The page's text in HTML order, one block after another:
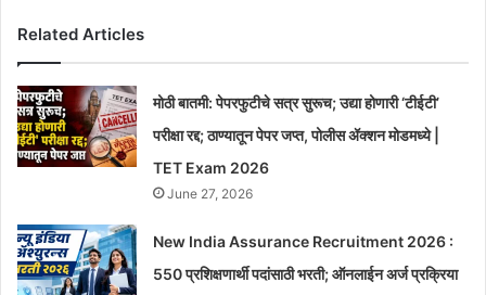
Related Articles
मोठी बातमी: पेपरफुटीचे सत्र सुरूच; उद्या होणारी ‘टीईटी’
परीक्षा रद्द; ठाण्यातून पेपर जप्त, पोलीस ॲक्शन मोडमध्ये |
TET Exam 2026
June 27, 2026
New India Assurance Recruitment 2026 :
550 प्रशिक्षणार्थी पदांसाठी भरती; ऑनलाईन अर्ज प्रक्रिया